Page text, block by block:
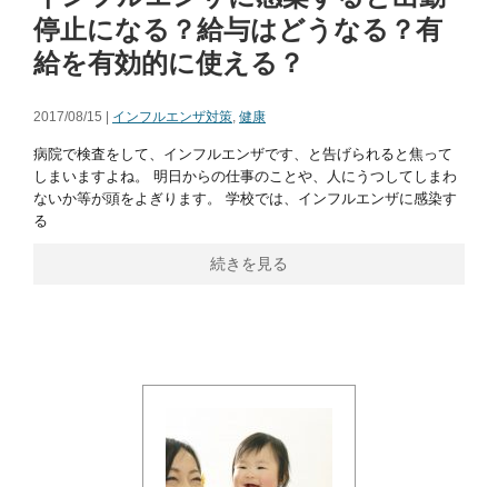
停止になる？給与はどうなる？有
給を有効的に使える？
2017/08/15 | インフルエンザ対策, 健康
病院で検査をして、インフルエンザです、と告げられると焦って
しまいますよね。 明日からの仕事のことや、人にうつしてしまわ
ないか等が頭をよぎります。 学校では、インフルエンザに感染す
る
続きを見る